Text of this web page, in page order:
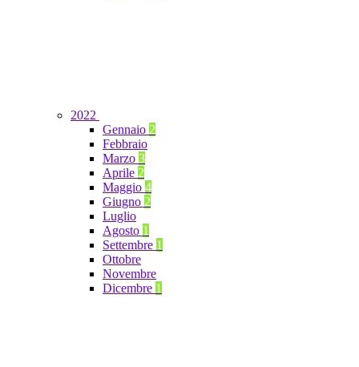
2022
Gennaio 2
Febbraio
Marzo 3
Aprile 2
Maggio 4
Giugno 2
Luglio
Agosto 1
Settembre 1
Ottobre
Novembre
Dicembre 1